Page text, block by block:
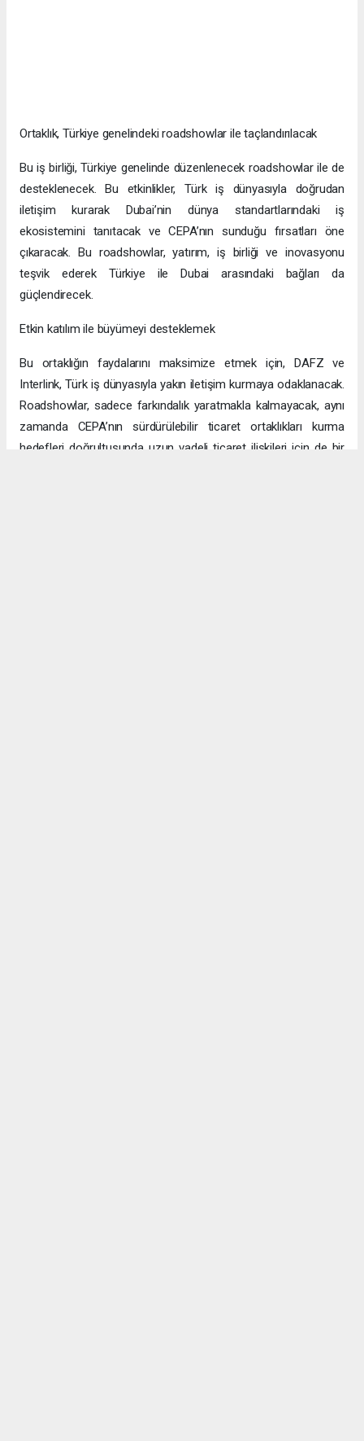
Ortaklık, Türkiye genelindeki roadshowlar ile taçlandırılacak
Bu iş birliği, Türkiye genelinde düzenlenecek roadshowlar ile de
desteklenecek. Bu etkinlikler, Türk iş dünyasıyla doğrudan
iletişim kurarak Dubai’nin dünya standartlarındaki iş
ekosistemini tanıtacak ve CEPA’nın sunduğu fırsatları öne
çıkaracak. Bu roadshowlar, yatırım, iş birliği ve inovasyonu
teşvik ederek Türkiye ile Dubai arasındaki bağları da
güçlendirecek.
Etkin katılım ile büyümeyi desteklemek
Bu ortaklığın faydalarını maksimize etmek için, DAFZ ve
Interlink, Türk iş dünyasıyla yakın iletişim kurmaya odaklanacak.
Roadshowlar, sadece farkındalık yaratmakla kalmayacak, aynı
zamanda CEPA’nın sürdürülebilir ticaret ortaklıkları kurma
hedefleri doğrultusunda uzun vadeli ticaret ilişkileri için de bir